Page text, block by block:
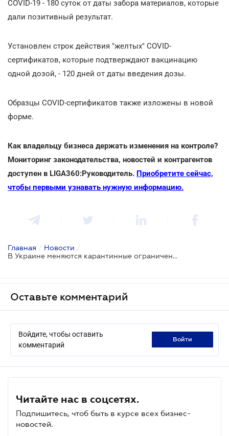
COVID-19 - 180 суток от даты забора материалов, которые
дали позитивный результат.
Установлен строк действия "желтых" COVID-
сертификатов, которые подтверждают вакцинацию
одной дозой, - 120 дней от даты введения дозы.
Образцы COVID-сертификатов также изложены в новой
форме.
Как владельцу бизнеса держать изменения на контроле?
Мониторинг законодательства, новостей и контрагентов
доступен в LIGA360:Руководитель. Приобретите сейчас,
чтобы первыми узнавать нужную информацию.
Главная / Новости /
В Украине меняются карантинные ограничения: обнародовано постановление Правительства
Оставьте комментарий
Войдите, чтобы оставить
комментарий
войти
Читайте нас в соцсетях.
Подпишитесь, чтоб быть в курсе всех бизнес-
новостей.